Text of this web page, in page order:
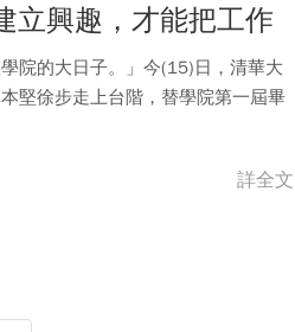
立興趣，才能把工作
院的大日子。」今(15)日，清華大
堅徐步走上台階，替學院第一屆畢
詳全文